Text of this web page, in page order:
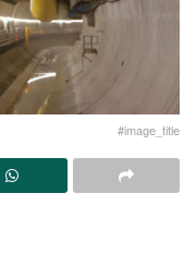
#image_title